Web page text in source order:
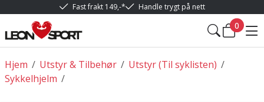
Fast frakt 149,-* Handle trygt på nett
0
/
Hjem /
Utstyr & Tilbehør /
Utstyr (Til syklisten)
/
Sykkelhjelm